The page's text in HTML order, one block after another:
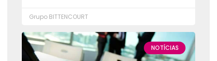
Grupo BITTENCOURT
NOTÍCIAS